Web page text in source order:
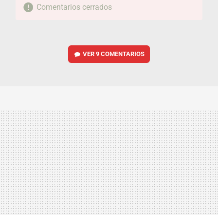
Comentarios cerrados
VER9 COMENTARIOS